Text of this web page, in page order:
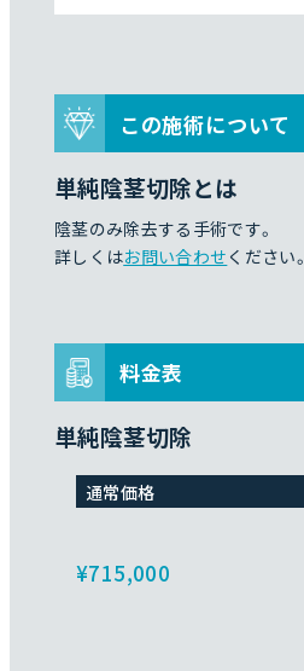
この施術について
単純陰茎切除とは
陰茎のみ除去する手術です。
詳しくはお問い合わせ ください。
料金表
単純陰茎切除
通常価格
¥715,000